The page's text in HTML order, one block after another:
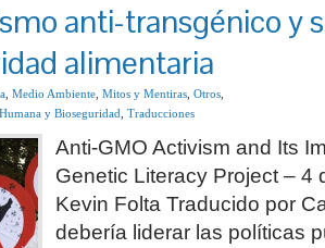
anti-transgénico y
alimentaria
Medio Ambiente Mitos y Mentiras Otros
y Bioseguridad Traducciones
Anti-GMO Activism and Its
Genetic Literacy Project – 4
Kevin Folta Traducido por
debería liderar las políticas